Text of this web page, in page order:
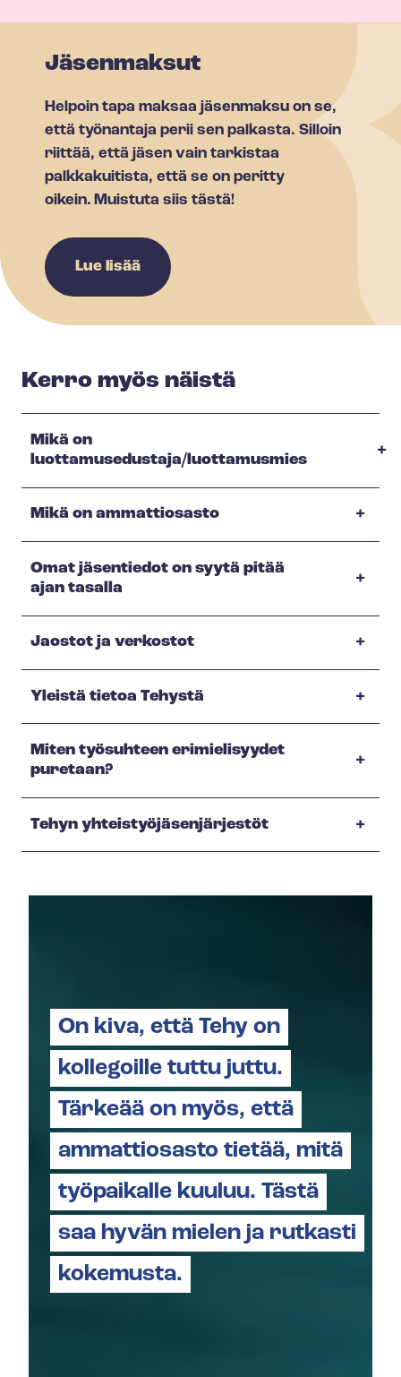
Jäsenmaksut
Helpoin tapa maksaa jäsenmaksu on se,
että työnantaja perii sen palkasta. Silloin
riittää, että jäsen vain tarkistaa
palkkakuitista, että se on peritty
oikein. Muistuta siis tästä!
Lue lisää
Kerro myös näistä
Mikä on
luottamusedustaja/luottamusmies
Mikä on ammattiosasto
Omat jäsentiedot on syytä pitää
ajan tasalla
Jaostot ja verkostot
Yleistä tietoa Tehystä
Miten työsuhteen erimielisyydet
puretaan?
Tehyn yh­teis­työ­jä­sen­jär­jes­töt
On kiva, että Tehy on
kollegoille tuttu juttu.
Tärkeää on myös, että
ammattiosasto tietää, mitä
työpaikalle kuuluu. Tästä
saa hyvän mielen ja rutkasti
kokemusta.